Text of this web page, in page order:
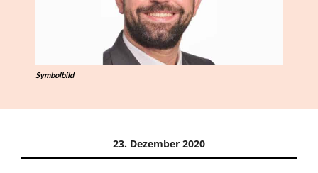
Symbolbild
23. Dezember 2020